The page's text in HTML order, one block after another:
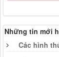
Những tin mới
Các hình